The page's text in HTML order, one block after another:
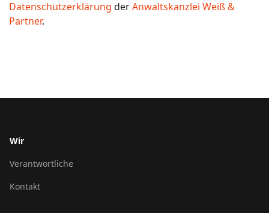
Datenschutzerklärung derAnwaltskanzlei Weiß &
Partner.
Wir
Verantwortliche
Kontakt